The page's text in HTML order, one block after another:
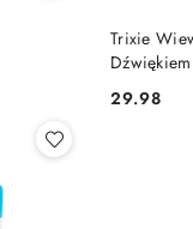
Trixie
Dźwiękiem
Cena:
29.98